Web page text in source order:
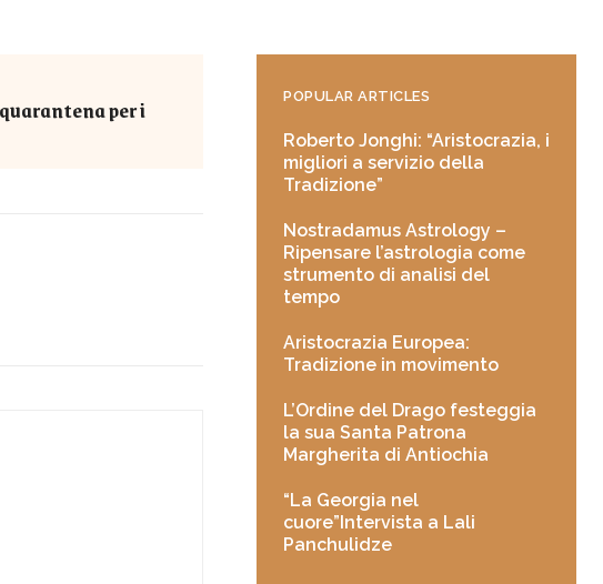
per i POPULAR ARTICLES
Roberto Jonghi: “Aristocrazia, i
migliori a servizio della
Tradizione”
Nostradamus Astrology –
Ripensare l’astrologia come
strumento di analisi del
tempo
Aristocrazia Europea:
Tradizione in movimento
L’Ordine del Drago festeggia
la sua Santa Patrona
Margherita di Antiochia
“La Georgia nel
cuore”Intervista a Lali
Panchulidze